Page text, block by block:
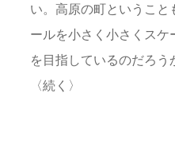
い。高原の町ということ
ールを小さく小さくス
を目指しているのだろう
〈続く〉